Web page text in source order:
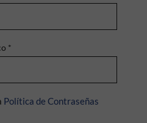
*
Política de Contraseñas